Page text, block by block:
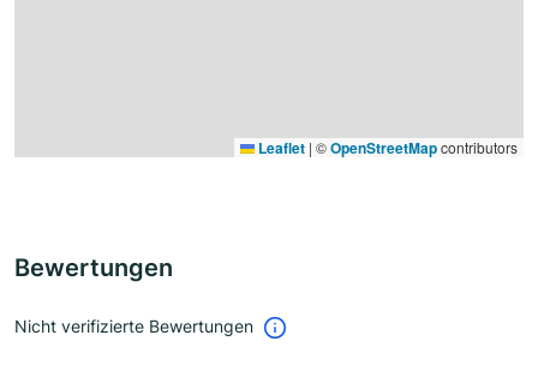
Leaflet | ©OpenStreetMapcontributors
Bewertungen
Nicht verifizierte Bewertungen